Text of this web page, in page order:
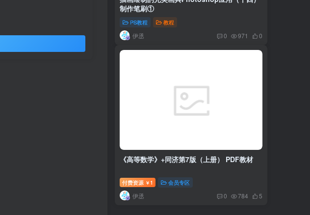
制作笔刷①
PS教程 教程
伊丞 0 971 0
《高等数学》+同济第7版（上册） PDF教材
付费资源 ￥ 1 会员专区
伊丞 0 784 5